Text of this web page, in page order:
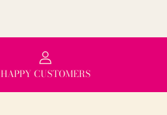
HAPPY CUSTOMERS